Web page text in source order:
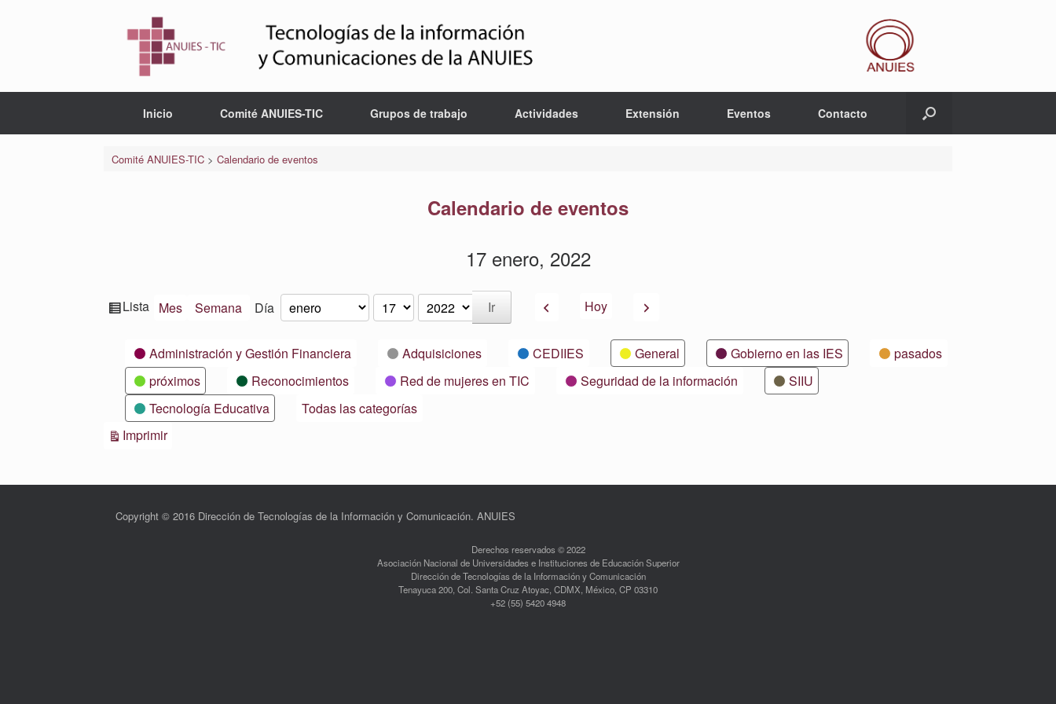
Inicio Comité ANUIES-TIC Grupos de trabajo Actividades Extensión Eventos Contacto
Comité ANUIES-TIC> Calendario de eventos
Calendario de eventos
17 enero, 2022
Ver
Lista Mes Semana Día Mes
Día
Año AnteriorHoy Siguiente
CategoríasAdministración y Gestión Financiera Adquisiciones CEDIIES General Gobierno en las IES
pasados
próximos
Reconocimientos Red de mujeres en TIC Seguridad de la información
SIIU
Tecnología Educativa
Todas las categorías
ImprimirVistas
Copyright © 2016 Dirección de Tecnologías de la Información y Comunicación. ANUIES
Derechos reservados © 2022
Asociación Nacional de Universidades e Instituciones de Educación Superior
Dirección de Tecnologías de la Información y Comunicación
Tenayuca 200, Col. Santa Cruz Atoyac, CDMX, México, CP 03310
+52 (55) 5420 4948